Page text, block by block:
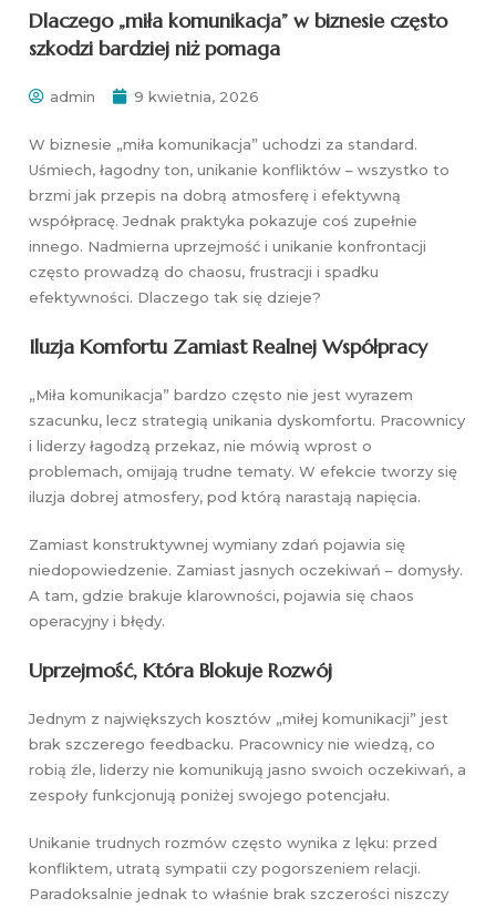
Dlaczego „miła komunikacja” w biznesie często
szkodzi bardziej niż pomaga
admin 9 kwietnia, 2026
W biznesie „miła komunikacja” uchodzi za standard.
Uśmiech, łagodny ton, unikanie konfliktów – wszystko to
brzmi jak przepis na dobrą atmosferę i efektywną
współpracę. Jednak praktyka pokazuje coś zupełnie
innego. Nadmierna uprzejmość i unikanie konfrontacji
często prowadzą do chaosu, frustracji i spadku
efektywności. Dlaczego tak się dzieje?
Iluzja Komfortu Zamiast Realnej Współpracy
„Miła komunikacja” bardzo często nie jest wyrazem
szacunku, lecz strategią unikania dyskomfortu. Pracownicy
i liderzy łagodzą przekaz, nie mówią wprost o
problemach, omijają trudne tematy. W efekcie tworzy się
iluzja dobrej atmosfery, pod którą narastają napięcia.
Zamiast konstruktywnej wymiany zdań pojawia się
niedopowiedzenie. Zamiast jasnych oczekiwań – domysły.
A tam, gdzie brakuje klarowności, pojawia się chaos
operacyjny i błędy.
Uprzejmość, Która Blokuje Rozwój
Jednym z największych kosztów „miłej komunikacji” jest
brak szczerego feedbacku. Pracownicy nie wiedzą, co
robią źle, liderzy nie komunikują jasno swoich oczekiwań, a
zespoły funkcjonują poniżej swojego potencjału.
Unikanie trudnych rozmów często wynika z lęku: przed
konfliktem, utratą sympatii czy pogorszeniem relacji.
Paradoksalnie jednak to właśnie brak szczerości niszczy